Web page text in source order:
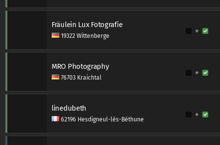
Fräulein Lux Fotografie
19322 Wittenberge
MRO Photography
76703 Kraichtal
linedubeth
62196 Hesdigneul-lès-Béthune